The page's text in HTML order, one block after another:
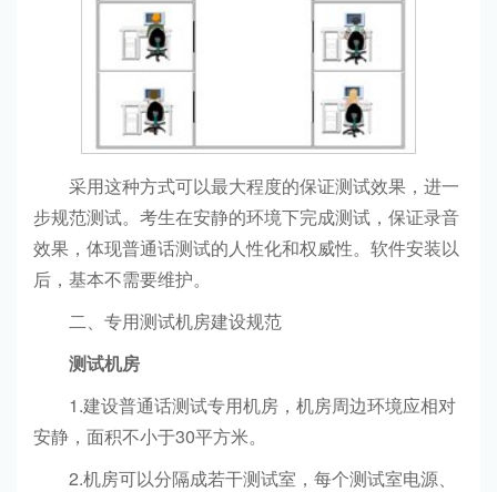
采用这种方式可以最大程度的保证测试效果，进一
步规范测试。考生在安静的环境下完成测试，保证录音
效果，体现普通话测试的人性化和权威性。软件安装以
后，基本不需要维护。
二、专用测试机房建设规范
测试机房
1.建设普通话测试专用机房，机房周边环境应相对
安静，面积不小于30平方米。
2.机房可以分隔成若干测试室，每个测试室电源、